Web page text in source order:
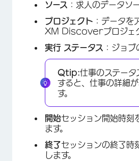
ソース ：求人のデータソー
プロジェクト ：データを
XM Discoverプロジェ
実行 ステータス ：ジョブ
Qtip:仕事のステータ
すると、仕事の詳細
す。
開始セッション開始時刻
ます。
終了セッションの終了時
します。